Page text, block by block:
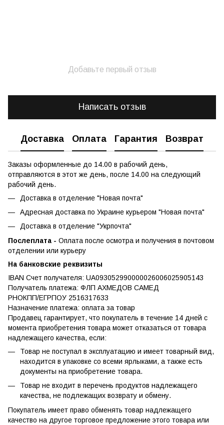
Добавьте первый отзыв
Написать отзыв
Доставка Оплата Гарантия Возврат
Заказы оформленные до 14.00 в рабочий день,
отправляются в этот же день, после 14.00 на следующий
рабочий день.
Доставка в отделение "Новая почта"
Адресная доставка по Украине курьером "Новая почта"
Доставка в отделение "Укрпочта"
Послеплата - Оплата после осмотра и получения в почтовом
отделении или курьеру
На банковские реквизиты
IBAN Счет получателя: UA093052990000026006025905143
Получатель платежа: ФЛП АХМЕДОВ САМЕД
РНОКПП/ЕГРПОУ 2516317633
Назначение платежа: оплата за товар
Продавец гарантирует, что покупатель в течение 14 дней с
момента приобретения товара может отказаться от товара
надлежащего качества, если:
Товар не поступал в эксплуатацию и имеет товарный вид,
находится в упаковке со всеми ярлыками, а также есть
документы на приобретение товара.
Товар не входит в перечень продуктов надлежащего
качества, не подлежащих возврату и обмену.
Покупатель имеет право обменять товар надлежащего
качество на другое торговое предложение этого товара или